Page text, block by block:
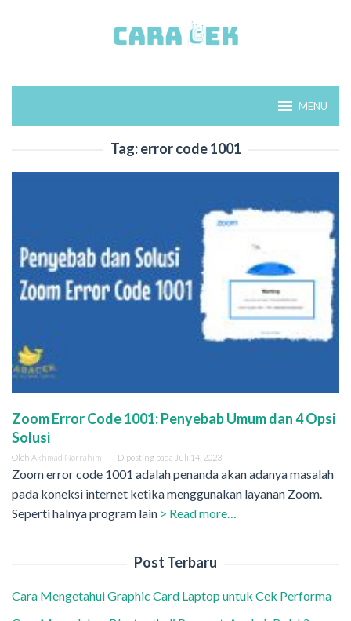
MENU
Tag:error code 1001
Zoom Error Code 1001: Penyebab Umum dan 4 Opsi
Solusi
Oleh Akhmad Norrahim Diposting pada Juli 14, 2023
Zoom error code 1001 adalah penanda akan adanya masalah
pada koneksi internet ketika menggunakan layanan Zoom.
Seperti halnya program lain > Read more…
Post Terbaru
Cara Mengetahui Graphic Card Laptop untuk Cek Performa